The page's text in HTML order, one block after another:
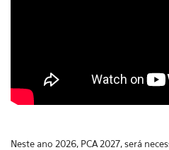
Neste ano 2026, PCA 2027, será